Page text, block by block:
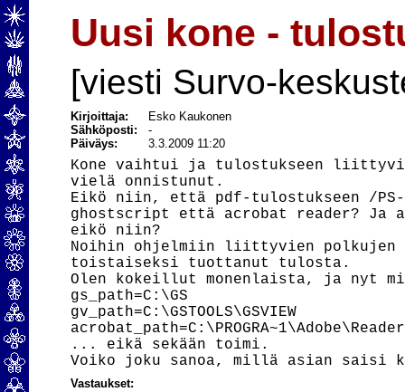
Uusi kone -
[viesti Survo-
Kirjoittaja:
Esko Kaukonen
Sähköposti:-
Päiväys:
3.3.2009 11:20
Kone vaihtui ja tulostukseen
vielä onnistunut.
Eikö niin, että pdf-tulostukseen /
ghostscript että acrobat reader?
eikö niin?
Noihin ohjelmiin liittyvien polkujen
toistaiseksi tuottanut tulosta.
Olen kokeillut monenlaista, ja nyt
gs_path=C:\GS
gv_path=C:\GSTOOLS\GSVIEW
... eikä sekään toimi.
Vastaukset: